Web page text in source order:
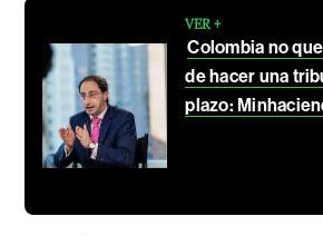
VER +
Colombia no
de hacer una
plazo: